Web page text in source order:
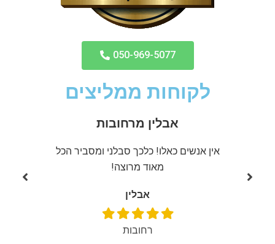
050-969-5077
לקוחות ממליצים
אבלין מרחובות
אין אנשים כאלו! כלכך סבלני ומסביר הכל
מאוד מרוצה!
אבלין
רחובות